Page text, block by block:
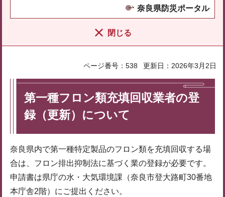
奈良県防災ポータル
閉じる
ページ番号：538 更新日：2026年3月2日
第一種フロン類充填回収業者の登
録（更新）について
奈良県内で第一種特定製品のフロン類を充填回収する場
合は、フロン排出抑制法に基づく業の登録が必要です。
申請書は県庁の水・大気環境課（奈良市登大路町30番地
本庁舎2階）にご提出ください。